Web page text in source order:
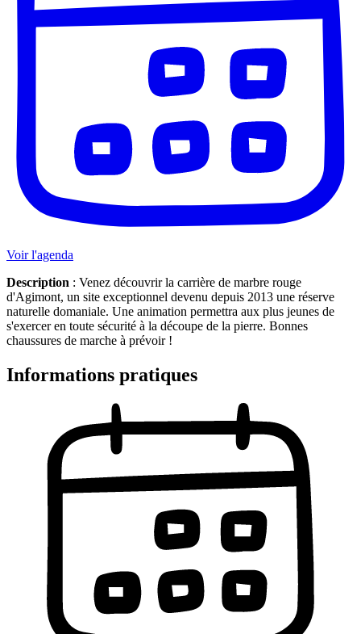
Voir l'agenda
Description : Venez découvrir la carrière de marbre rouge
d'Agimont, un site exceptionnel devenu depuis 2013 une réserve
naturelle domaniale. Une animation permettra aux plus jeunes de
s'exercer en toute sécurité à la découpe de la pierre. Bonnes
chaussures de marche à prévoir !
Informations pratiques